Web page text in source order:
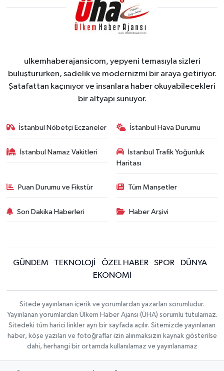
ulkemhaberajansicom, yepyeni temasıyla sizleri
buluştururken, sadelik ve modernizmi bir araya getiriyor.
Şatafattan kaçınıyor ve insanlara haber okuyabilecekleri
bir altyapı sunuyor.
İstanbul Nöbetçi Eczaneler İstanbul Hava Durumu
İstanbul Namaz Vakitleri
İstanbul Trafik Yoğunluk
Haritası
Puan Durumu ve Fikstür Tüm Manşetler
Son Dakika Haberleri Haber Arşivi
GÜNDEM TEKNOLOJİ ÖZEL HABER SPOR
DÜNYA
EKONOMİ
Sitede yayınlanan içerik ve yorumlardan yazarları sorumludur.
Yayınlanan yorumlardan Ülkem Haber Ajansı (ÜHA) sorumlu tutulamaz.
Sitedeki tüm harici linkler ayrı bir sayfada açılır. Sitemizde yayınlanan
haber, köşe yazıları ve fotoğraflar izin alınmaksızın kaynak gösterilse
dahi, herhangi bir ortamda kullanılamaz ve yayınlanamaz